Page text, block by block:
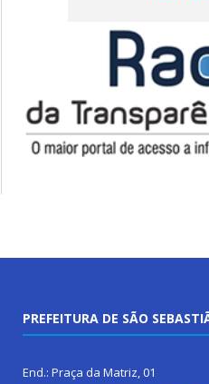
PREFEITURA DE SÃO
End.: Praça da Matriz, 01